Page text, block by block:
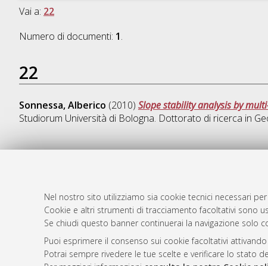
Nel nostro sito utilizziamo sia cookie tecnici necessari
Cookie e altri strumenti di tracciamento facoltativi sono
Se chiudi questo banner continuerai la navigazione solo
Puoi esprimere il consenso sui cookie facoltativi
Potrai sempre rivedere le tue scelte e verificare lo stato
Vai a: 22
Numero di documenti: 1.
22
Sonnessa, Alberico (2010) Slope stability analysis by
Studiorum Università di Bologna. Dottorato di ricerca in
Rss 1.0
Rss 2.0
AMS
ISSN:
Servizio
Condizioni